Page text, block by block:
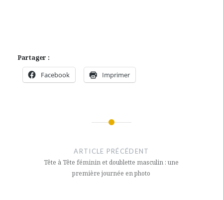
Partager :
Facebook Imprimer
l’article
ARTICLE PRÉCÉDENT
Tête à Tête féminin et doublette masculin : une
première journée en photo